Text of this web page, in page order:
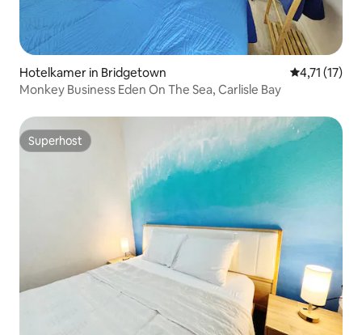
Hotelkamer in Bridgetown Gemiddelde
4,71 (17)
Monkey Business Eden On The Sea, Carlisle Bay
Superhost
Superhost